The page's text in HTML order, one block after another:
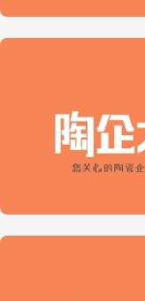
球150+国
会时间10
城#品牌出
10月18日
（佛山）